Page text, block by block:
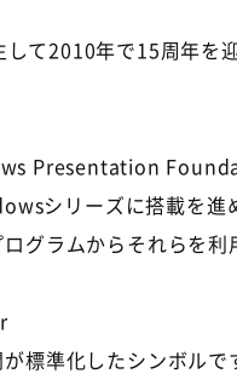
して2010年で15周年を
Presentation
シリーズに搭載を進
グラムからそれらを
標準化したシンボル